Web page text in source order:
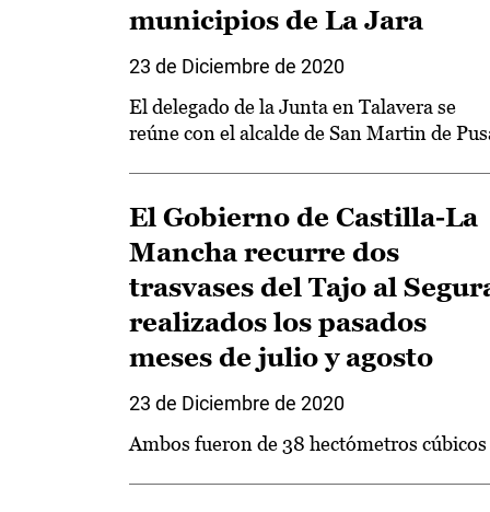
municipios de La Jara
23 de Diciembre de 2020
El delegado de la Junta en Talavera se
reúne con el alcalde de San Martin de
El Gobierno de Castilla-La
Mancha recurre dos
trasvases del Tajo al
realizados los pasados
meses de julio y agosto
23 de Diciembre de 2020
Ambos fueron de 38 hectómetros cúbicos